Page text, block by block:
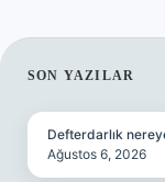
SON YAZILAR
Defterdarlık
Ağustos 6, 2026